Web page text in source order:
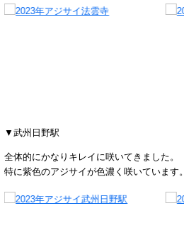
▼武州日野駅
全体的にかなりキレイに咲いてきました。
特に紫色のアジサイが色濃く咲いています。